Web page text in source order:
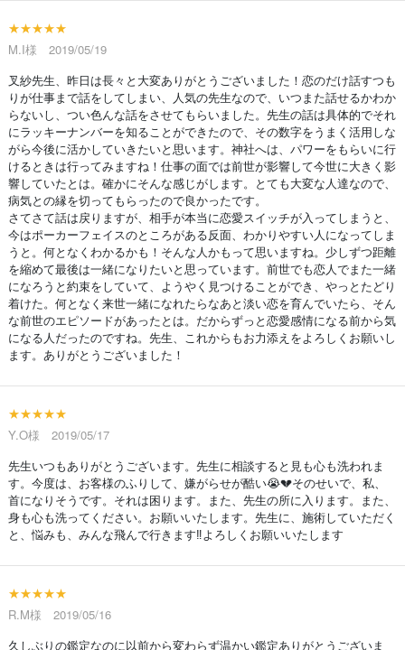
★★★★★
M.I様 2019/05/19
叉紗先生、昨日は長々と大変ありがとうございました！恋のだけ話すつも
りが仕事まで話をしてしまい、人気の先生なので、いつまた話せるかわか
らないし、つい色んな話をさせてもらいました。先生の話は具体的でそれ
にラッキーナンバーを知ることができたので、その数字をうまく活用しな
がら今後に活かしていきたいと思います。神社へは、パワーをもらいに行
けるときは行ってみますね！仕事の面では前世が影響して今世に大きく影
響していたとは。確かにそんな感じがします。とても大変な人達なので、
病気との縁を切ってもらったので良かったです。
さてさて話は戻りますが、相手が本当に恋愛スイッチが入ってしまうと、
今はポーカーフェイスのところがある反面、わかりやすい人になってしま
うと。何となくわかるかも！そんな人かもって思いますね。少しずつ距離
を縮めて最後は一緒になりたいと思っています。前世でも恋人でまた一緒
になろうと約束をしていて、ようやく見つけることができ、やっとたどり
着けた。何となく来世一緒になれたらなあと淡い恋を育んでいたら、そん
な前世のエピソードがあったとは。だからずっと恋愛感情になる前から気
になる人だったのですね。先生、これからもお力添えをよろしくお願いし
ます。ありがとうございました！
★★★★★
Y.O様 2019/05/17
先生いつもありがとうございます。先生に相談すると見も心も洗われま
す。今度は、お客様のふりして、嫌がらせが酷い😭💔そのせいで、私、
首になりそうです。それは困ります。また、先生の所に入ります。また、
身も心も洗ってください。お願いいたします。先生に、施術していただく
と、悩みも、みんな飛んで行きます‼️よろしくお願いいたします
★★★★★
R.M様 2019/05/16
久しぶりの鑑定なのに以前から変わらず温かい鑑定ありがとうございま